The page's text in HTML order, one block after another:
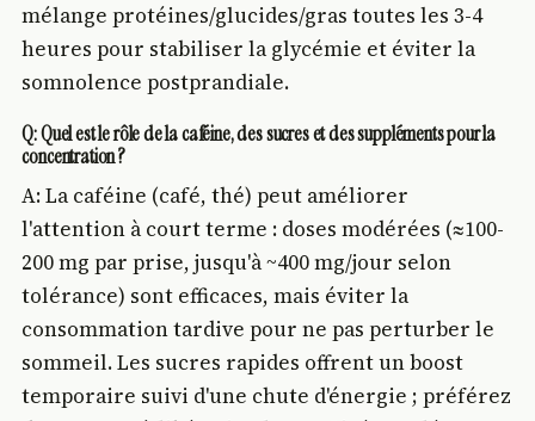
mélange protéines/glucides/gras toutes les 3-4
heures pour stabiliser la glycémie et éviter la
somnolence postprandiale.
Q: Quel est le rôle de la caféine, des sucres et des suppléments pour la
concentration ?
A: La caféine (café, thé) peut améliorer
l'attention à court terme : doses modérées (≈100-
200 mg par prise, jusqu'à ~400 mg/jour selon
tolérance) sont efficaces, mais éviter la
consommation tardive pour ne pas perturber le
sommeil. Les sucres rapides offrent un boost
temporaire suivi d'une chute d'énergie ; préférez